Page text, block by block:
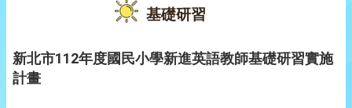
基礎研習
新北市112年度國民小學新進英語教師基礎研習實施
計畫